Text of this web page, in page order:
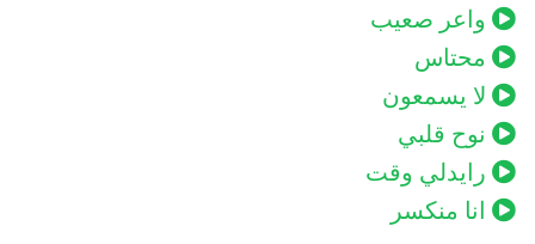
واعر صعيب
محتاس
لا يسمعون
نوح قلبي
رايدلي وقت
انا منكسر